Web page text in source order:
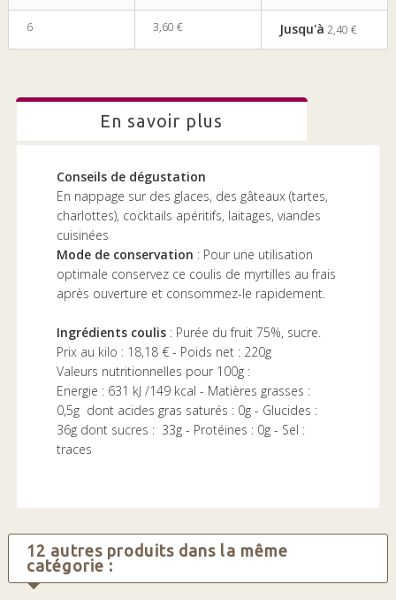
6 3,60 € Jusqu'à 2,40 €
en savoir plus
Conseils de dégustation
En nappage sur des glaces, des gâteaux (tartes,
charlottes), cocktails apéritifs, laitages, viandes
cuisinées
Mode de conservation : Pour une utilisation
optimale conservez ce coulis de myrtilles au frais
après ouverture et consommez-le rapidement.
Ingrédients coulis : Purée du fruit 75%, sucre.
Prix au kilo : 18,18 € - Poids net : 220g
Valeurs nutritionnelles pour 100g :
Energie : 631 kJ /149 kcal - Matières grasses :
0,5g dont acides gras saturés : 0g - Glucides :
36g dont sucres : 33g - Protéines : 0g - Sel :
traces
12 autres produits dans la même
catégorie :